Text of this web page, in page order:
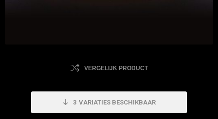
VERGELIJK PRODUCT
3 VARIATIES BESCHIKBAAR